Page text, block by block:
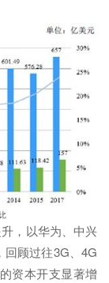
，以华为、中兴
回顾过往3G、4G
资本开支显著增